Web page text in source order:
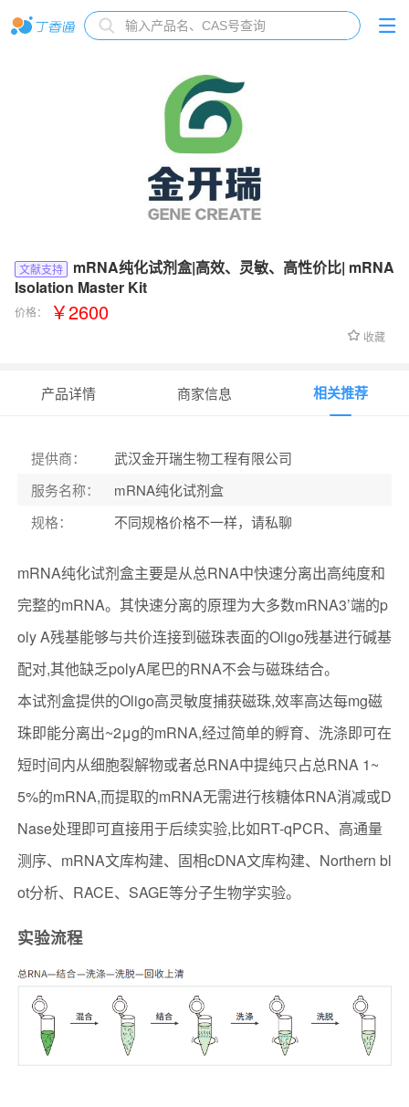
文献支持
mRNA纯化试剂盒|高效、灵敏、高性价比| mRNA
Isolation Master Kit
价格： ￥2600
收藏
产品详情 商家信息 相关推荐
提供商：
武汉金开瑞生物工程有限公司
服务名称：
mRNA纯化试剂盒
规格： 不同规格价格不一样，请私聊
mRNA纯化试剂盒主要是从总RNA中快速分离出高纯度和
完整的mRNA。其快速分离的原理为大多数mRNA3’端的p
oly A残基能够与共价连接到磁珠表面的Oligo残基进行碱基
配对,其他缺乏polyA尾巴的RNA不会与磁珠结合。
本试剂盒提供的Oligo高灵敏度捕获磁珠,效率高达每mg磁
珠即能分离出~2μg的mRNA,经过简单的孵育、洗涤即可在
短时间内从细胞裂解物或者总RNA中提纯只占总RNA 1~
5%的mRNA,而提取的mRNA无需进行核糖体RNA消减或D
Nase处理即可直接用于后续实验,比如RT-qPCR、高通量
测序、mRNA文库构建、固相cDNA文库构建、Northern bl
ot分析、RACE、SAGE等分子生物学实验。
实验流程